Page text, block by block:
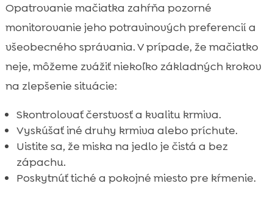
Opatrovanie mačiatka zahŕňa pozorné
monitorovanie jeho potravinových preferencií a
všeobecného správania. V prípade, že mačiatko
neje, môžeme zvážiť niekoľko základných krokov
na zlepšenie situácie:
Skontrolovať čerstvosť a kvalitu krmiva.
Vyskúšať iné druhy krmiva alebo príchute.
Uistite sa, že miska na jedlo je čistá a bez
zápachu.
Poskytnúť tiché a pokojné miesto pre kŕmenie.